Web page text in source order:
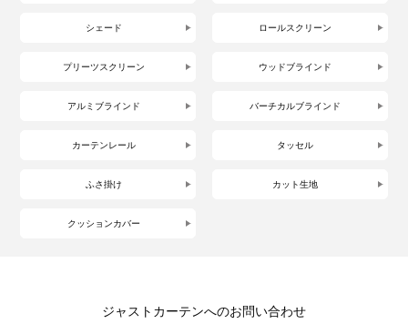
シェード ロールスクリーン
プリーツスクリーン ウッドブラインド
アルミブラインド バーチカルブラインド
カーテンレール タッセル
ふさ掛け カット生地
クッションカバー
ジャストカーテンへのお問い合わせ